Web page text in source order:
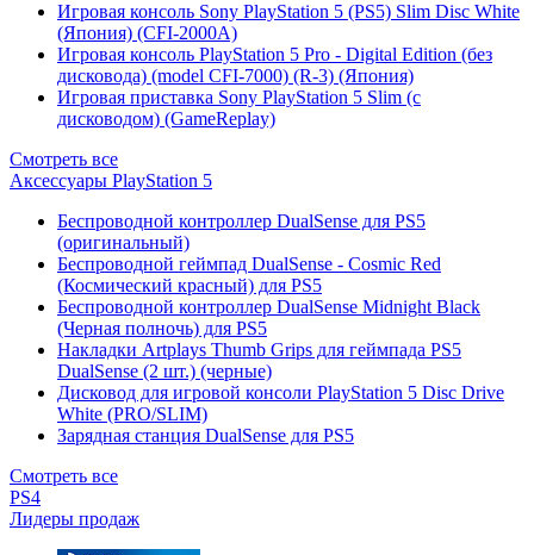
Игровая консоль Sony PlayStation 5 (PS5) Slim Disc White
(Япония) (CFI-2000A)
Игровая консоль PlayStation 5 Pro - Digital Edition (без
дисковода) (model CFI-7000) (R-3) (Япония)
Игровая приставка Sony PlayStation 5 Slim (с
дисководом) (GameReplay)
Смотреть все
Аксессуары PlayStation 5
Беспроводной контроллер DualSense для PS5
(оригинальный)
Беспроводной геймпад DualSense - Cosmic Red
(Космический красный) для PS5
Беспроводной контроллер DualSense Midnight Black
(Черная полночь) для PS5
Накладки Artplays Thumb Grips для геймпада PS5
DualSense (2 шт.) (черные)
Дисковод для игровой консоли PlayStation 5 Disc Drive
White (PRO/SLIM)
Зарядная станция DualSense для PS5
Смотреть все
PS4
Лидеры продаж